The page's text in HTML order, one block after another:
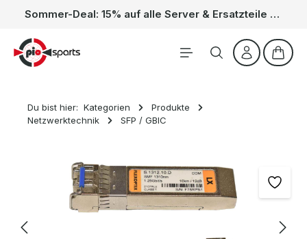
Zum Hauptinhalt springen Sommer-Deal: 15% auf alle Server & Ersatzteile – Kein Code nötig, der Rabatt wird automatisch im Warenkorb abgezogen. Gültig vom 01.06. bis 31.08.
Du bist hier: Kategorien
Produkte
Netzwerktechnik
SFP / GBIC